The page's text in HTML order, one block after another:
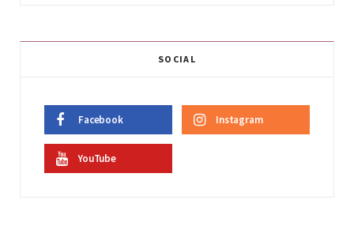
SOCIAL
Facebook Instagram
YouTube